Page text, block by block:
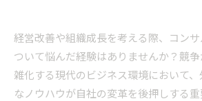
経営改善や組織成長を考える際、コン
ついて悩んだ経験はありませんか？競
雑化する現代のビジネス環境において
なノウハウが自社の変革を後押しする重